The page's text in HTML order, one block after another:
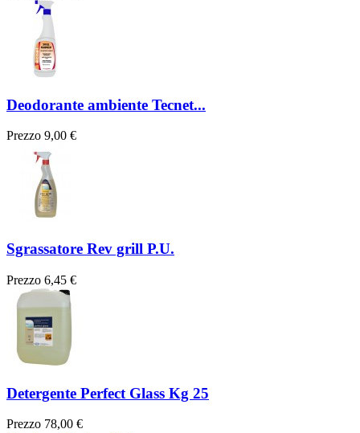
Deodorante ambiente Tecnet...
Prezzo 9,00 €
Sgrassatore Rev grill P.U.
Prezzo 6,45 €
Detergente Perfect Glass Kg 25
Prezzo 78,00 €